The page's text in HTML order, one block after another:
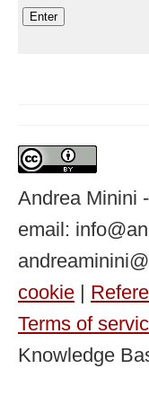
Andrea Minini
email:
cookie |
Terms of
Knowledge